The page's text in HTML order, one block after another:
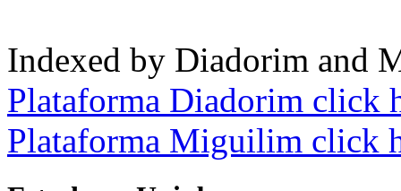
Indexed by Diadorim and
Plataforma Diadorim click
Plataforma Miguilim click